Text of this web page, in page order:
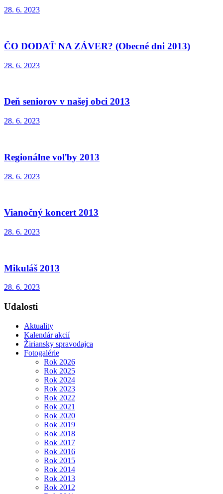
28. 6. 2023
ČO DODAŤ NA ZÁVER? (Obecné dni 2013)
28. 6. 2023
Deň seniorov v našej obci 2013
28. 6. 2023
Regionálne voľby 2013
28. 6. 2023
Vianočný koncert 2013
28. 6. 2023
Mikuláš 2013
28. 6. 2023
Udalosti
Aktuality
Kalendár akcií
Žiriansky spravodajca
Fotogalérie
Rok 2026
Rok 2025
Rok 2024
Rok 2023
Rok 2022
Rok 2021
Rok 2020
Rok 2019
Rok 2018
Rok 2017
Rok 2016
Rok 2015
Rok 2014
Rok 2013
Rok 2012